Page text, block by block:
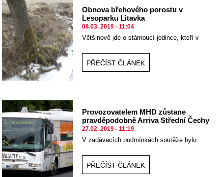
Obnova břehového porostu v
Lesoparku Litavka
08.03. 2019 - 11:04
Většinově jde o stárnoucí jedince, kteří v
aspektů zhoršeného zdravotního stavu.
PŘEČÍST ČLÁNEK
Provozovatelem MHD zůstane
pravděpodobně Arriva Střední Čechy
27.02. 2019 - 11:19
V zadávacích podmínkách soutěže bylo
maximální stáří.
PŘEČÍST ČLÁNEK